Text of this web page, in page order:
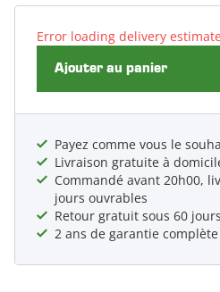
Error loading delivery
Ajouter au panier
Payez comme vous le
Livraison gratuite à
Commandé avant 20h00,
jours ouvrables
Retour gratuit sous 60 jours
2 ans de garantie complète